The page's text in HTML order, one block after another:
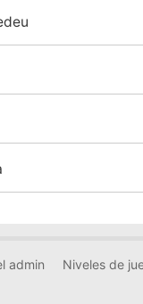
admin Niveles de